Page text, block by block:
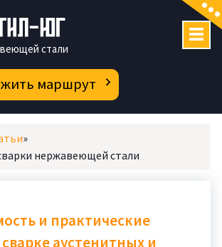
стали
маршрут
»
нержавеющей стали
и практические
аустенитных и